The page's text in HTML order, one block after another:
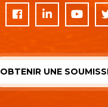
OBTENIR UNE